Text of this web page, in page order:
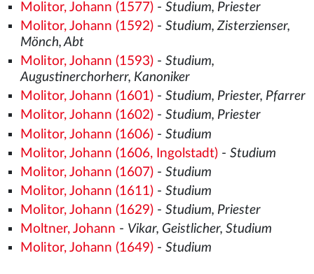
Molitor, Johann (1577)- Studium, Priester
Molitor, Johann (1592)- Studium, Zisterzienser,
Mönch, Abt
Molitor, Johann (1593)- Studium,
Augustinerchorherr, Kanoniker
Molitor, Johann (1601)- Studium, Priester, Pfarrer
Molitor, Johann (1602)- Studium, Priester
Molitor, Johann (1606)- Studium
Molitor, Johann (1606, Ingolstadt)- Studium
Molitor, Johann (1607)- Studium
Molitor, Johann (1611)- Studium
Molitor, Johann (1629)- Studium, Priester
Moltner, Johann - Vikar, Geistlicher, Studium
Molitor, Johann (1649)- Studium